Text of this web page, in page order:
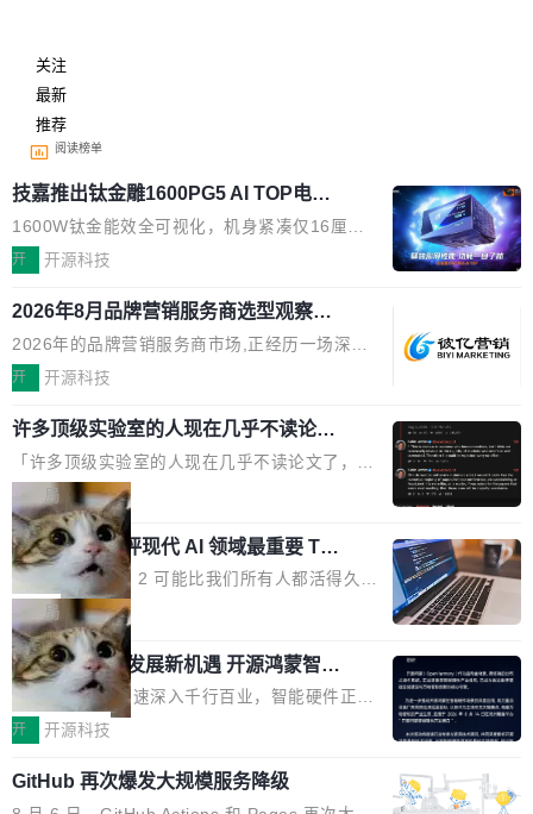
关注
最新
推荐
阅读榜单
技嘉推出钛金雕1600PG5 AI TOP电
源：为发烧级主机与本地AI算力打造旗
舰供电方案
1600W钛金能效全可视化，机身紧凑仅16厘米
继2026台北电脑展首度亮相后，技嘉科技近日正
电源专为发烧级DIY主机与本地AI算力平台打
造，整机长度仅16厘米，提供1600W额定功率
与80PLUS钛金能效；支持ATX 3.1与PCIe 5.1
实时LCD监控屏，可充分满足当下高阶PC主机
的严苛使用需求。 澎湃功率，紧凑机身 钛金雕1
600PG5 AI TOP具备强悍输出功率，同时实现
机身尺寸大幅精简。整机长度仅16厘米，属于同
功率段机身尺寸十分紧凑的1600W电源产品。小
巧机身有效提升市面主流标准A...
开 开源科技
2026年8月品牌营销服务商选型观察：
从流量思维到品牌资产思维的范式转移
2026年的品牌营销服务商市场,正经历一场深刻
的价值重构。全球全案品牌代理机构市场从2025
复合增长率达5.44%,预计2032年将突破120亿美
元。数字广告与公共关系相关服务市场更是从20
25年的8463亿美元扩张至2026年的8763亿美
元。数字的背后是一个清晰的事实——品牌对专
业化营销服务的需求从未如此迫切。 但市场扩容
的同时,服务商的竞争逻辑正在改变。2026年Top
Agency年度合辑的观察指出,“产品”这个离消费
者最近的载体,在整个品牌营销层面的权重显著变
高了。全域营销服务商的竞争正在从规模转向深
度,案例厚度、全域覆盖、多线协同...
开 开源科技
许多顶级实验室的人现在几乎不读论文
了
「许多顶级实验室的人现在几乎不读论文了，而
且他们认为 ICLR/ICML/NeurIPS 充斥着大量过
度宣传和欺诈。」 OpenAI 研究员 Keller Jorda
n 这条推文引发了广泛讨论。他不是在说风凉
话，他是说出了一个圈内人尽皆知但很少公开捅
破的事实。 Jordan 随后补充了一句软化声明：
「我不认为这些会议上大部分论文都在过度宣传
或造假。问题是，作为读者，如果你筛选出那些
看起来最令人兴奋的论文，那它们大部分都是过
度宣传的。」 这才是真正的痛点。不是所有论文
都有问题，是最吸引眼球的那批论文最有问题。
他引用的帖子来自 Mathew Shen，一位 ICLR 2
026 的读者：「看了篇 ...
局
xAI 前工程师评现代 AI 领域最重要 Top
3 开源项目
Flash Attention 2 可能比我们所有人都活得久。
这句话不是来自某个技术博客，而是出自 Hieu
Pham 的一条推文。Hieu Pham 是谁？他是 xAI
的早期工程师之一，在 Grok 训练基础设施团队
工作过。近日他在 X 上发了一条帖子，列出了他
认为现代 AI 领域最重要的三个开源项目。 第一
理由很具体。FA 系列不需要解释，但 FA2 是他
认为最重要的一个——复杂度恰到好处，刚好能
局
共商智能硬件发展新机遇 开源鸿蒙智能
硬件开发者日杭州站即将举行
随着万物智联加速深入千行百业，智能硬件正从
单点设备迈向智能化、网联化、协同化发展。作
鸿蒙通过统一技术底座和分布式能力，为不同类
开 开源科技
GitHub 再次爆发大规模服务降级